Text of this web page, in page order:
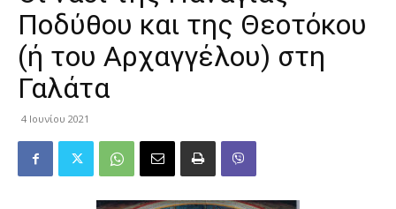
Ποδύθου και της Θεοτόκου
(ή του Αρχαγγέλου) στη
Γαλάτα
4 Ιουνίου 2021